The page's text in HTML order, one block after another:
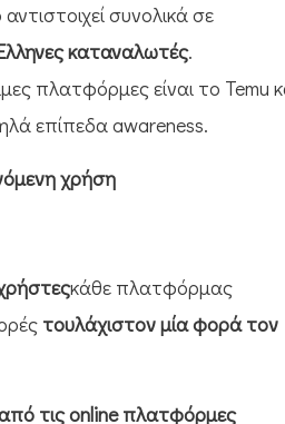
συνολικά σε
καταναλωτές.
πλατφόρμες είναι το Temu
επίπεδα awareness.
χρήση
κάθε πλατφόρμας
τουλάχιστον μία φορά τον
από τις online πλατφόρμες